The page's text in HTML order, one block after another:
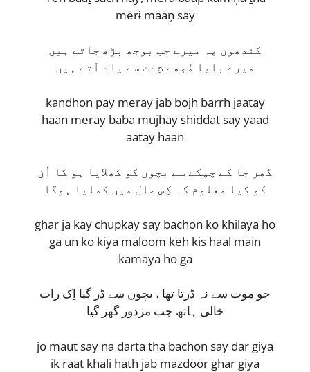
mērɨ māāņ sāy
کندھوں پہ میرے جب بوجھ بڑھ جاتے ہیں
میرے بابا مُجھے شِدت سے یاد آتے ہیں
kandhon pay meray jab bojh barrh jaatay
haan meray baba mujhay shiddat say yaad
aatay haan
گھر جا کے چپکے سے بچوں کو کھلایا ہو گا اُن
کو کیا معلوم کہ کِس حال میں کمایا ہوگا
ghar ja kay chupkay say bachon ko khilaya ho
ga un ko kiya maloom keh kis haal main
kamaya ho ga
جو موت سے نہ ڈرتا تھا ، بچوں سے ڈر گیا اِک رات
خالی ہاتھ جب مزدور گھر گیا
jo maut say na darta tha bachon say dar giya
ik raat khali hath jab mazdoor ghar giya